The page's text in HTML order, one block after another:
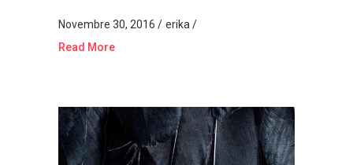
Novembre 30, 2016
erika
Read More